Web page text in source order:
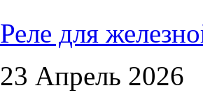
Реле для
23 Апрель 2026